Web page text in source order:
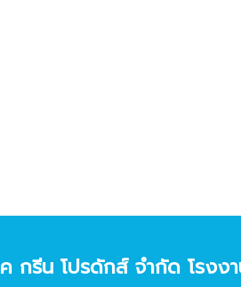
ค กรีน โปรดักส์ จํากัด โรง